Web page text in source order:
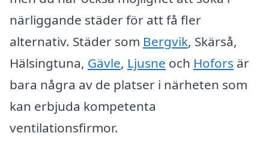
närliggande städer för att få fler
alternativ. Städer som Bergvik, Skärså,
Hälsingtuna, Gävle, Ljusne och Hofors är
bara några av de platser i närheten som
kan erbjuda kompetenta
ventilationsfirmor.